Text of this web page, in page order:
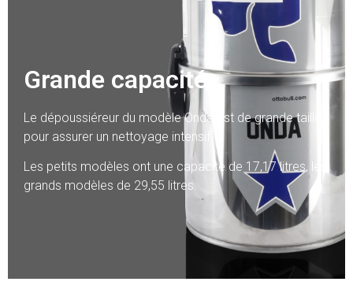
Grande capacité
Le dépoussiéreur du modèle Onda est de grande taille
pour assurer un nettoyage intensif.
Les petits modèles ont une capacité de 17,17 litres, les
grands modèles de 29,55 litres.